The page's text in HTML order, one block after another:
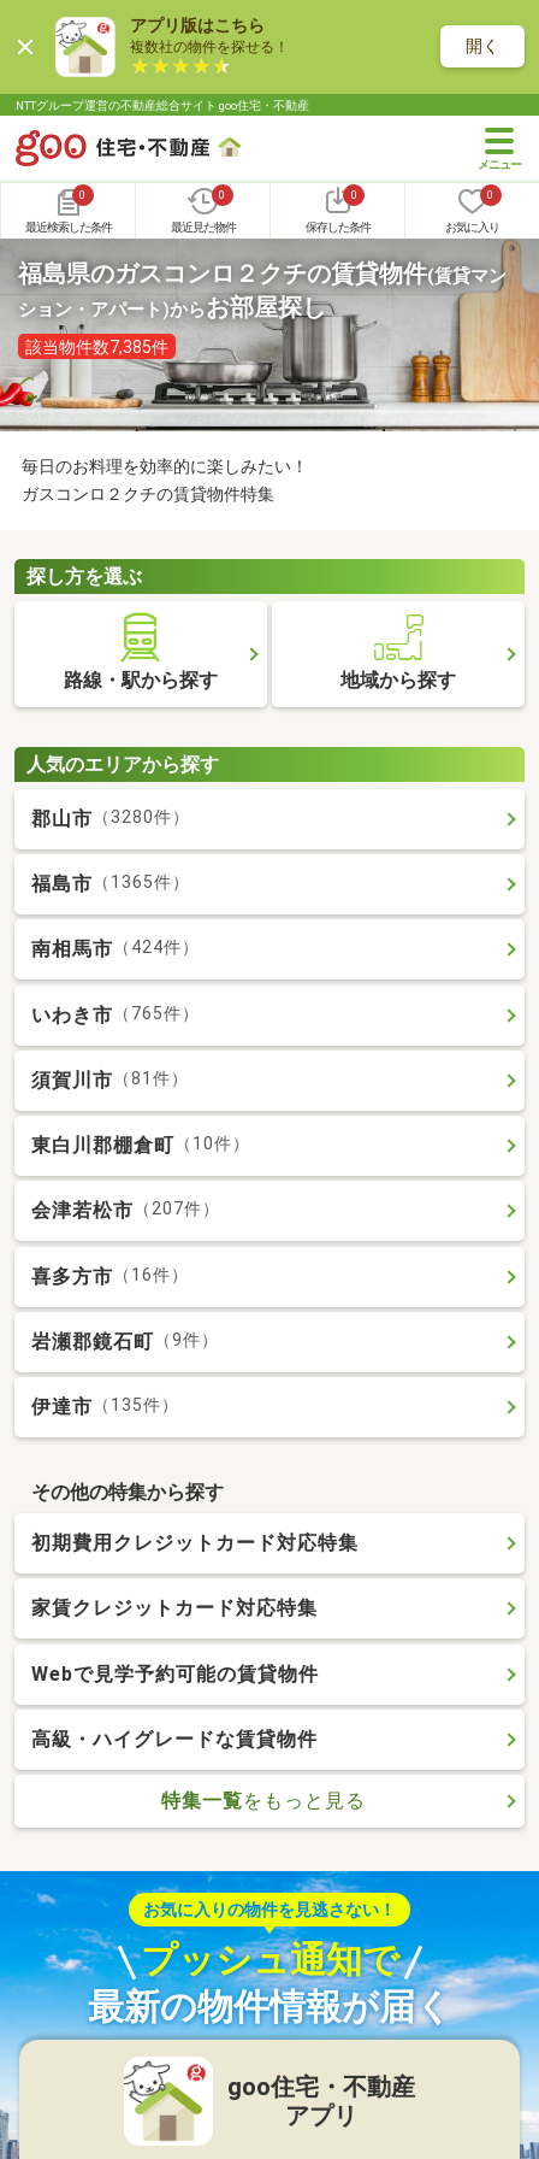
アプリ版はこちら
複数社の物件を探せる！ 開く
NTTグループ運営の不動産総合サイト goo住宅・不動産
0
最近検索した条件
0
最近見た物件
0
保存した条件
0
お気に入り
福島県のガスコンロ２クチの賃貸物件(賃貸マン
ション・アパート)からお部屋探し
該当物件数7,385件
毎日のお料理を効率的に楽しみたい！
ガスコンロ２クチの賃貸物件特集
探し方を選ぶ
路線・駅から探す 地域から探す
人気のエリアから探す
郡山市 （3280件）
福島市 （1365件）
南相馬市 （424件）
いわき市 （765件）
須賀川市 （81件）
東白川郡棚倉町 （10件）
会津若松市 （207件）
喜多方市 （16件）
岩瀬郡鏡石町 （9件）
伊達市 （135件）
その他の特集から探す
初期費用クレジットカード対応特集
家賃クレジットカード対応特集
Webで見学予約可能の賃貸物件
高級・ハイグレードな賃貸物件
特集一覧をもっと見る
お気に入りの物件を見逃さない！
プッシュ通知で
最新の物件情報が届く
goo住宅・不動産
アプリ